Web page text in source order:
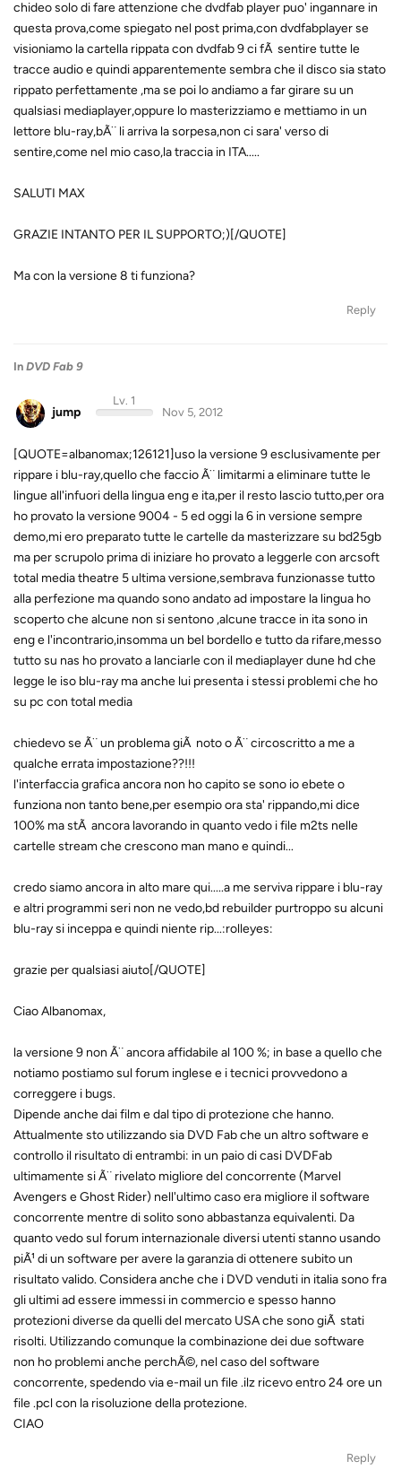
chideo solo di fare attenzione che dvdfab player puo' ingannare in
questa prova,come spiegato nel post prima,con dvdfabplayer se
visioniamo la cartella rippata con dvdfab 9 ci fÃ sentire tutte le
tracce audio e quindi apparentemente sembra che il disco sia stato
rippato perfettamente ,ma se poi lo andiamo a far girare su un
qualsiasi mediaplayer,oppure lo masterizziamo e mettiamo in un
lettore blu-ray,bÃ¨ li arriva la sorpesa,non ci sara' verso di
sentire,come nel mio caso,la traccia in ITA.....
SALUTI MAX
GRAZIE INTANTO PER IL SUPPORTO;)[/QUOTE]
Ma con la versione 8 ti funziona?
Reply
In DVD Fab 9
jump
Lv. 1
Nov 5, 2012
[QUOTE=albanomax;126121]uso la versione 9 esclusivamente per
rippare i blu-ray,quello che faccio Ã¨ limitarmi a eliminare tutte le
lingue all'infuori della lingua eng e ita,per il resto lascio tutto,per ora
ho provato la versione 9004 - 5 ed oggi la 6 in versione sempre
demo,mi ero preparato tutte le cartelle da masterizzare su bd25gb
ma per scrupolo prima di iniziare ho provato a leggerle con arcsoft
total media theatre 5 ultima versione,sembrava funzionasse tutto
alla perfezione ma quando sono andato ad impostare la lingua ho
scoperto che alcune non si sentono ,alcune tracce in ita sono in
eng e l'incontrario,insomma un bel bordello e tutto da rifare,messo
tutto su nas ho provato a lanciarle con il mediaplayer dune hd che
legge le iso blu-ray ma anche lui presenta i stessi problemi che ho
su pc con total media
chiedevo se Ã¨ un problema giÃ noto o Ã¨ circoscritto a me a
qualche errata impostazione??!!!
l'interfaccia grafica ancora non ho capito se sono io ebete o
funziona non tanto bene,per esempio ora sta' rippando,mi dice
100% ma stÃ ancora lavorando in quanto vedo i file m2ts nelle
cartelle stream che crescono man mano e quindi...
credo siamo ancora in alto mare qui.....a me serviva rippare i blu-ray
e altri programmi seri non ne vedo,bd rebuilder purtroppo su alcuni
blu-ray si inceppa e quindi niente rip...:rolleyes:
grazie per qualsiasi aiuto[/QUOTE]
Ciao Albanomax,
la versione 9 non Ã¨ ancora affidabile al 100 %; in base a quello che
notiamo postiamo sul forum inglese e i tecnici provvedono a
correggere i bugs.
Dipende anche dai film e dal tipo di protezione che hanno.
Attualmente sto utilizzando sia DVD Fab che un altro software e
controllo il risultato di entrambi: in un paio di casi DVDFab
ultimamente si Ã¨ rivelato migliore del concorrente (Marvel
Avengers e Ghost Rider) nell'ultimo caso era migliore il software
concorrente mentre di solito sono abbastanza equivalenti. Da
quanto vedo sul forum internazionale diversi utenti stanno usando
piÃ¹ di un software per avere la garanzia di ottenere subito un
risultato valido. Considera anche che i DVD venduti in italia sono fra
gli ultimi ad essere immessi in commercio e spesso hanno
protezioni diverse da quelli del mercato USA che sono giÃ stati
risolti. Utilizzando comunque la combinazione dei due software
non ho problemi anche perchÃ©, nel caso del software
concorrente, spedendo via e-mail un file .ilz ricevo entro 24 ore un
file .pcl con la risoluzione della protezione.
CIAO
Reply